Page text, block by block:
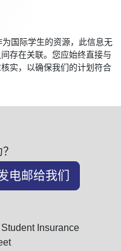
国际学生的资源，此信息无
存在关联。您应始终直接与
实，以确保我们的计划符合
电邮给我们
Student Insurance